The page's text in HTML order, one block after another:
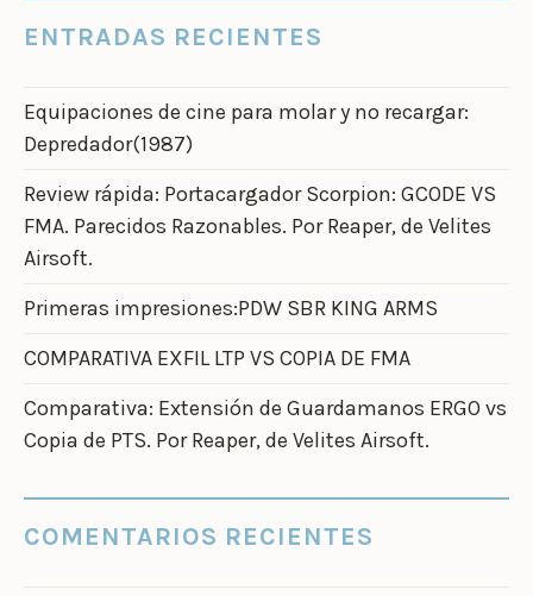
ENTRADAS RECIENTES
Equipaciones de cine para molar y no recargar:
Depredador(1987)
Review rápida: Portacargador Scorpion: GCODE VS
FMA. Parecidos Razonables. Por Reaper, de Velites
Airsoft.
Primeras impresiones:PDW SBR KING ARMS
COMPARATIVA EXFIL LTP VS COPIA DE FMA
Comparativa: Extensión de Guardamanos ERGO vs
Copia de PTS. Por Reaper, de Velites Airsoft.
COMENTARIOS RECIENTES